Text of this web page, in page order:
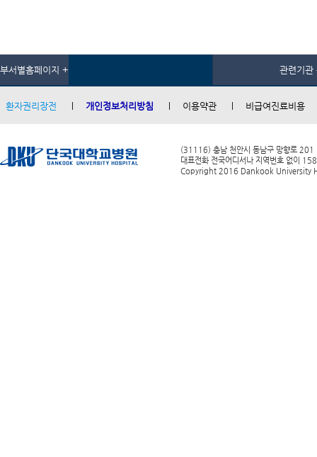
부서별홈페이지 + 관련기관
환자권리장전 개인정보처리방침 이용약관 비급여진료비용
(31116) 충남 천안시 동남구 망향로 201
대표전화 전국어디서나 지역번호 없이
Copyright 2016 Dankook University